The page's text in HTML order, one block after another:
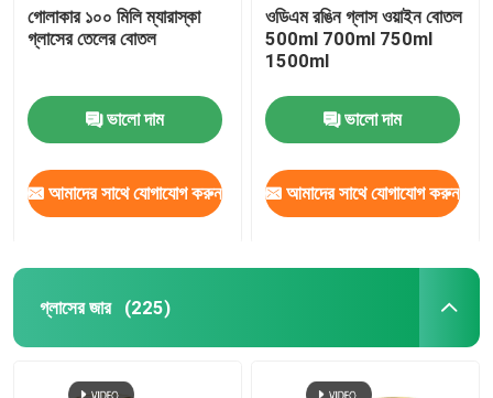
গোলাকার ১০০ মিলি ম্যারাস্কা
গ্লাসের তেলের বোতল
ভালো দাম
আমাদের সাথে যোগাযোগ করুন
ওডিএম রঙিন গ্লাস ওয়াইন বোতল
500ml 700ml 750ml
1500ml
ভালো দাম
আমাদের সাথে যোগাযোগ করুন
গ্লাসের জার (225)